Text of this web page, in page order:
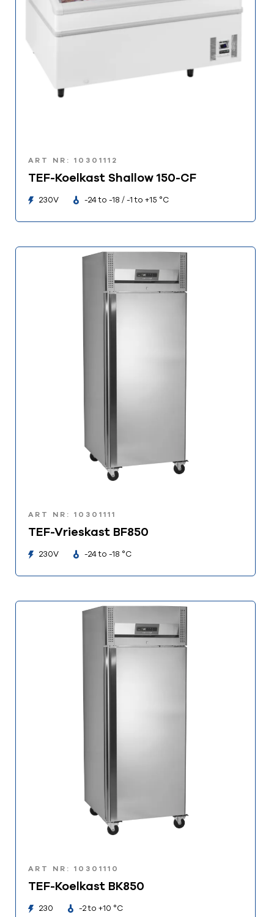
ART NR: 10301112
TEF-Koelkast Shallow 150-CF
230V -24 to -18 / -1 to +15 °C
ART NR: 10301111
TEF-Vrieskast BF850
230V -24 to -18 °C
ART NR: 10301110
TEF-Koelkast BK850
230 -2 to +10 °C